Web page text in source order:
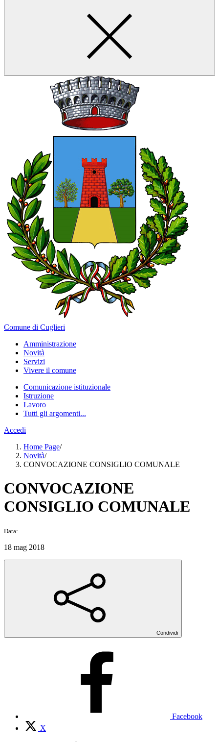
Comune di Cuglieri
Amministrazione
Novità
Servizi
Vivere il comune
Comunicazione istituzionale
Istruzione
Lavoro
Tutti gli argomenti...
Accedi
Home Page/
Novità/
CONVOCAZIONE CONSIGLIO COMUNALE
CONVOCAZIONE
CONSIGLIO COMUNALE
Data:
18 mag 2018
Condividi
Facebook
X